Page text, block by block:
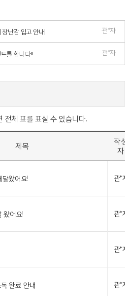
장난감 입고 안내 관*자
를 합니다!! 관*자
전체 표를 표실 수 있습니다.
제목
작성
자
왔어요! 관*자
왔어요! 관*자
관*자
완료 안내 관*자